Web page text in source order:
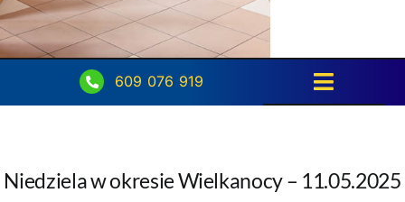
609 076 919
Toggle
Intencje
Niedziela w okresie Wielkanocy – 11.05.2025